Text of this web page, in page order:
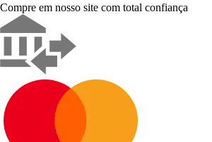
Compre em nosso site com total confiança